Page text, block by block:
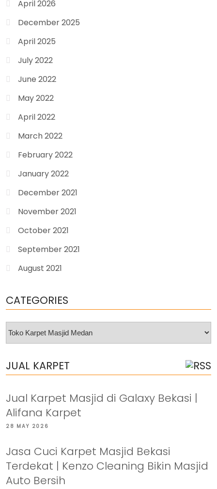
April 2026
December 2025
April 2025
July 2022
June 2022
May 2022
April 2022
March 2022
February 2022
January 2022
December 2021
November 2021
October 2021
September 2021
August 2021
CATEGORIES
Categories
JUAL KARPET
Jual Karpet Masjid di Galaxy Bekasi |
Alifana Karpet
28 MAY 2026
Jasa Cuci Karpet Masjid Bekasi
Terdekat | Kenzo Cleaning Bikin Masjid
Auto Bersih